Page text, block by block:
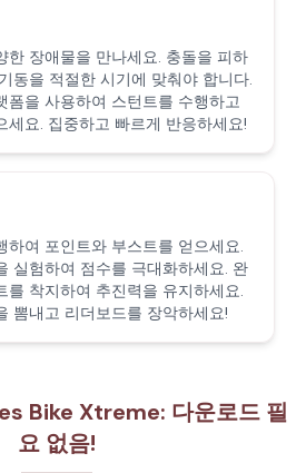
한 장애물을 만나세요. 충돌을 피하
동을 적절한 시기에 맞춰야 합니다.
폼을 사용하여 스턴트를 수행하고
세요. 집중하고 빠르게 반응하세요!
하여 포인트와 부스트를 얻으세요.
실험하여 점수를 극대화하세요. 완
를 착지하여 추진력을 유지하세요.
뽐내고 리더보드를 장악하세요!
Bike Xtreme: 다운로드 필
요 없음!